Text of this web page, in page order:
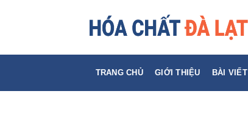
TRANG CHỦ GIỚI THIỆU BÀI VIẾT